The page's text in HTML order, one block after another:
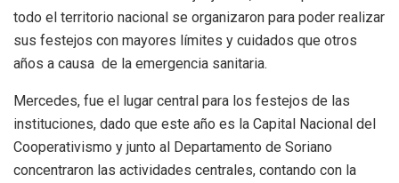
todo el territorio nacional se organizaron para poder realizar
sus festejos con mayores límites y cuidados que otros
años a causa de la emergencia sanitaria.
Mercedes, fue el lugar central para los festejos de las
instituciones, dado que este año es la Capital Nacional del
Cooperativismo y junto al Departamento de Soriano
concentraron las actividades centrales, contando con la